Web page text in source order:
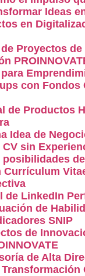
Ideas
en
Proyectos de
con Fondos
de Productos
Idea de
sin
Currículum
de LinkedIn
de
SNIP
de
de Alta